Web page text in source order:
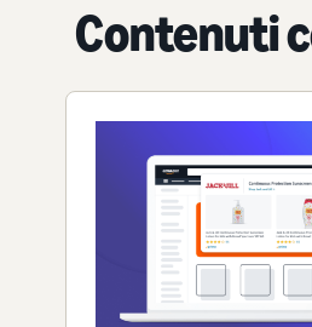
Contenuti